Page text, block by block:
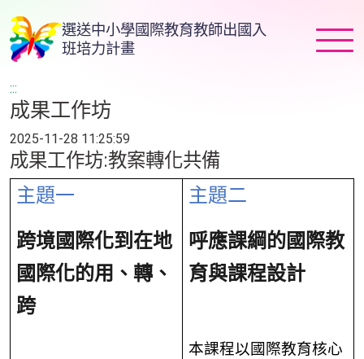
跳
到
主
內
容
選送中小學國際教育教師出國入
班培力計畫
:::
成果工作坊
2025-11-28 11:25:59
成果工作坊:教案轉化共備
主題一
跨境國際化到在地
國際化的用、轉、
跨
主題二
呼應課綱的國際教
育與課程設計
本課程以國際教育核心